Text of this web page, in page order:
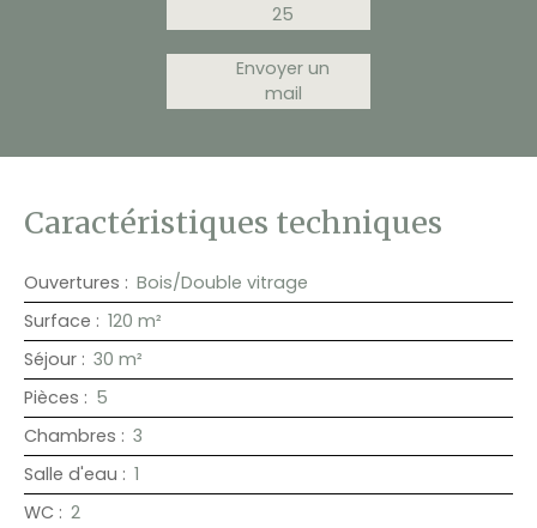
25
Envoyer un
mail
Caractéristiques techniques
Ouvertures : Bois/Double vitrage
Surface : 120 m²
Séjour : 30 m²
Pièces : 5
Chambres : 3
Salle d'eau : 1
WC : 2